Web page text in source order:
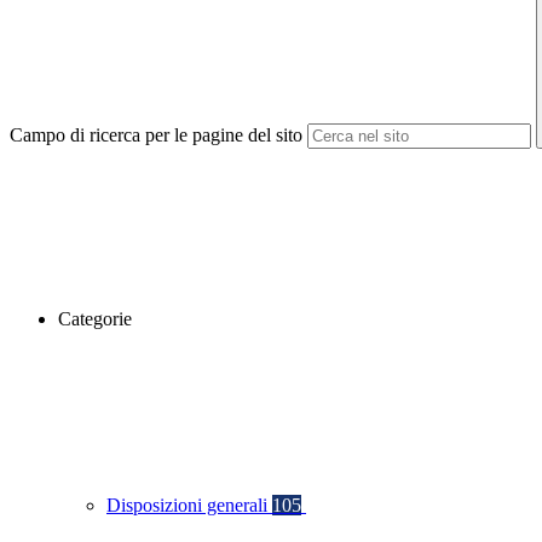
Campo di ricerca per le pagine del sito
Categorie
Disposizioni generali 105